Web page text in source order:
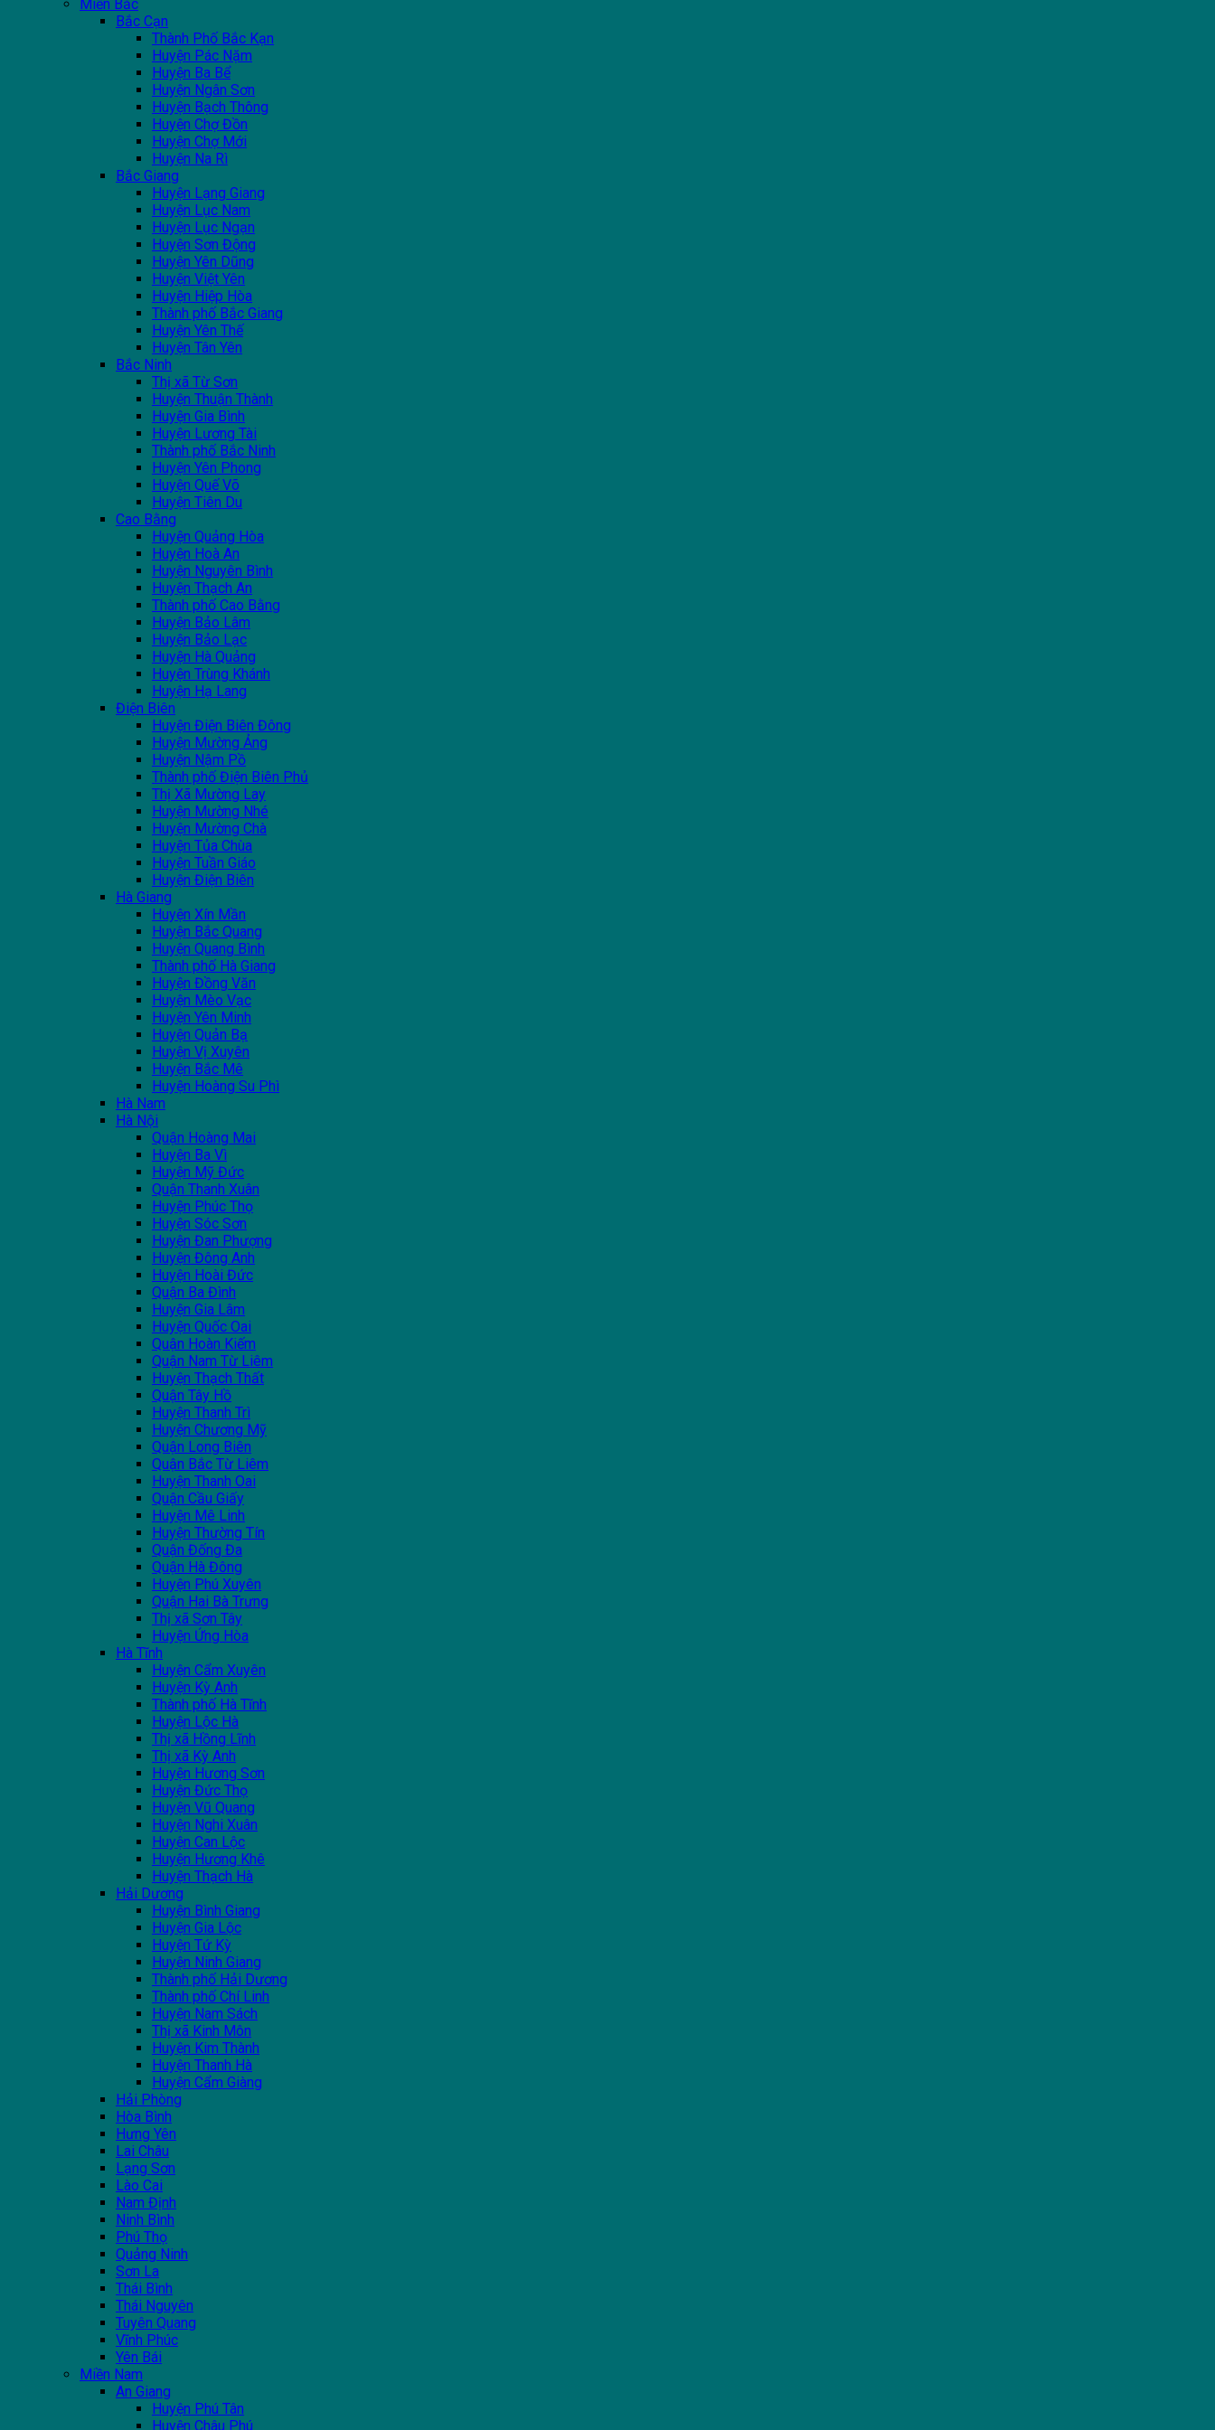
Miền Bắc
Bắc Cạn
Thành Phố Bắc Kạn
Huyện Pác Nặm
Huyện Ba Bể
Huyện Ngân Sơn
Huyện Bạch Thông
Huyện Chợ Đồn
Huyện Chợ Mới
Huyện Na Rì
Bắc Giang
Huyện Lạng Giang
Huyện Lục Nam
Huyện Lục Ngạn
Huyện Sơn Động
Huyện Yên Dũng
Huyện Việt Yên
Huyện Hiệp Hòa
Thành phố Bắc Giang
Huyện Yên Thế
Huyện Tân Yên
Bắc Ninh
Thị xã Từ Sơn
Huyện Thuận Thành
Huyện Gia Bình
Huyện Lương Tài
Thành phố Bắc Ninh
Huyện Yên Phong
Huyện Quế Võ
Huyện Tiên Du
Cao Bằng
Huyện Quảng Hòa
Huyện Hoà An
Huyện Nguyên Bình
Huyện Thạch An
Thành phố Cao Bằng
Huyện Bảo Lâm
Huyện Bảo Lạc
Huyện Hà Quảng
Huyện Trùng Khánh
Huyện Hạ Lang
Điện Biên
Huyện Điện Biên Đông
Huyện Mường Ảng
Huyện Nậm Pồ
Thành phố Điện Biên Phủ
Thị Xã Mường Lay
Huyện Mường Nhé
Huyện Mường Chà
Huyện Tủa Chùa
Huyện Tuần Giáo
Huyện Điện Biên
Hà Giang
Huyện Xín Mần
Huyện Bắc Quang
Huyện Quang Bình
Thành phố Hà Giang
Huyện Đồng Văn
Huyện Mèo Vạc
Huyện Yên Minh
Huyện Quản Bạ
Huyện Vị Xuyên
Huyện Bắc Mê
Huyện Hoàng Su Phì
Hà Nam
Hà Nội
Quận Hoàng Mai
Huyện Ba Vì
Huyện Mỹ Đức
Quận Thanh Xuân
Huyện Phúc Thọ
Huyện Sóc Sơn
Huyện Đan Phượng
Huyện Đông Anh
Huyện Hoài Đức
Quận Ba Đình
Huyện Gia Lâm
Huyện Quốc Oai
Quận Hoàn Kiếm
Quận Nam Từ Liêm
Huyện Thạch Thất
Quận Tây Hồ
Huyện Thanh Trì
Huyện Chương Mỹ
Quận Long Biên
Quận Bắc Từ Liêm
Huyện Thanh Oai
Quận Cầu Giấy
Huyện Mê Linh
Huyện Thường Tín
Quận Đống Đa
Quận Hà Đông
Huyện Phú Xuyên
Quận Hai Bà Trưng
Thị xã Sơn Tây
Huyện Ứng Hòa
Hà Tĩnh
Huyện Cẩm Xuyên
Huyện Kỳ Anh
Thành phố Hà Tĩnh
Huyện Lộc Hà
Thị xã Hồng Lĩnh
Thị xã Kỳ Anh
Huyện Hương Sơn
Huyện Đức Thọ
Huyện Vũ Quang
Huyện Nghi Xuân
Huyện Can Lộc
Huyện Hương Khê
Huyện Thạch Hà
Hải Dương
Huyện Bình Giang
Huyện Gia Lộc
Huyện Tứ Kỳ
Huyện Ninh Giang
Thành phố Hải Dương
Thành phố Chí Linh
Huyện Nam Sách
Thị xã Kinh Môn
Huyện Kim Thành
Huyện Thanh Hà
Huyện Cẩm Giàng
Hải Phòng
Hòa Bình
Hưng Yên
Lai Châu
Lạng Sơn
Lào Cai
Nam Định
Ninh Bình
Phú Thọ
Quảng Ninh
Sơn La
Thái Bình
Thái Nguyên
Tuyên Quang
Vĩnh Phúc
Yên Bái
Miền Nam
An Giang
Huyện Phú Tân
Huyện Châu Phú